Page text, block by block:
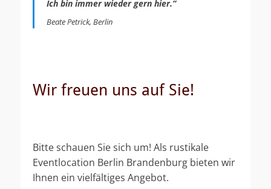
Ich bin immer wieder gern hier.“
Beate Petrick, Berlin
Wir freuen uns auf Sie!
Bitte schauen Sie sich um! Als rustikale
Eventlocation Berlin Brandenburg bieten wir
Ihnen ein vielfältiges Angebot.